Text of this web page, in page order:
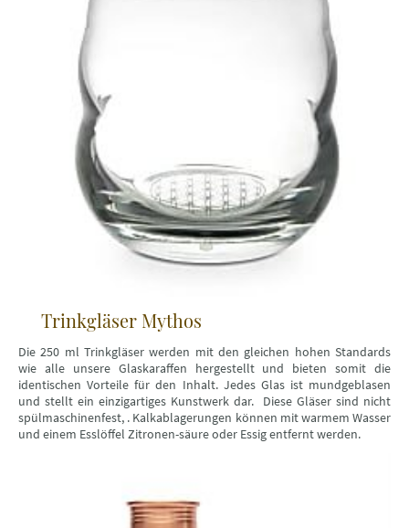
Trinkgläser Mythos
Die 250 ml Trinkgläser werden mit den gleichen hohen Standards
wie alle unsere Glaskaraffen hergestellt und bieten somit die
identischen Vorteile für den Inhalt. Jedes Glas ist mundgeblasen
und stellt ein einzigartiges Kunstwerk dar. Diese Gläser sind nicht
spülmaschinenfest, . Kalkablagerungen können mit warmem Wasser
und einem Esslöffel Zitronen-säure oder Essig entfernt werden.